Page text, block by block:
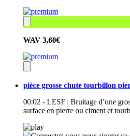
WAV 3,60€
pièce grosse chute tourbillon
00:02 - LESF | Bruitage d’une
surface en pierre ou ciment et